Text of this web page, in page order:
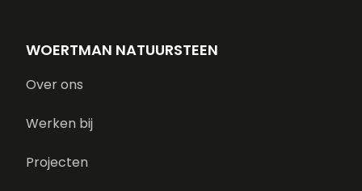
WOERTMAN NATUURSTEEN
Over ons
Werken bij
Projecten